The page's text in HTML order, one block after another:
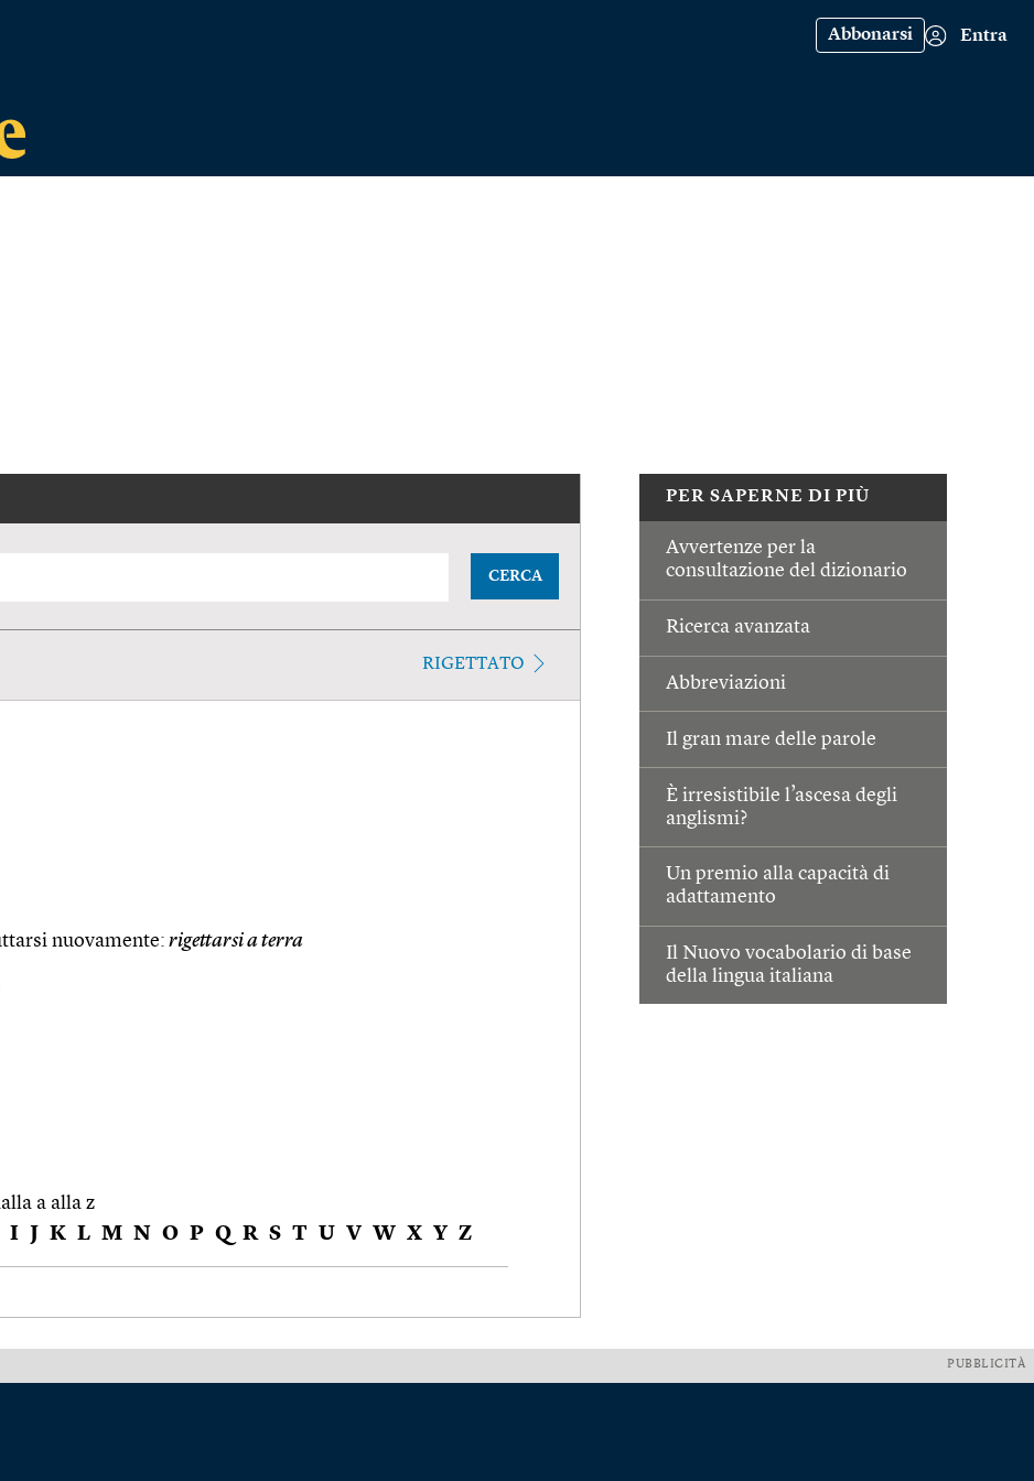
Abbonarsi Entra
PER SAPERNE DI PIÙ
Avvertenze per la
consultazione del dizionario
Ricerca avanzata
Abbreviazioni
Il gran mare delle parole
È irresistibile l’ascesa degli
anglismi?
Un premio alla capacità di
adattamento
Il Nuovo vocabolario di base
della lingua italiana
CERCA
RIGETTATO
nuovamente: rigettarsi a terra
a alla z
I J K L M N O P Q R S T U V W X Y Z
PUBBLICITÀ